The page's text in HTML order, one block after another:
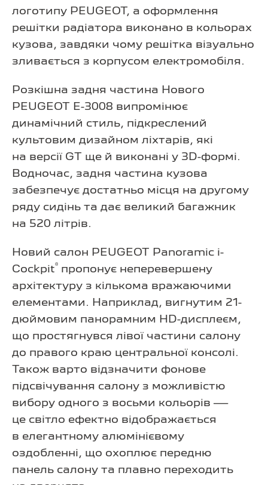
логотипу PEUGEOT, а оформлення
решітки радіатора виконано в кольорах
кузова, завдяки чому решітка візуально
зливається з корпусом електромобіля.
Розкішна задня частина Нового
PEUGEOT E-3008 випромінює
динамічний стиль, підкреслений
культовим дизайном ліхтарів, які
на версії GT ще й виконані у 3D-формі.
Водночас, задня частина кузова
забезпечує достатньо місця на другому
ряду сидінь та дає великий багажник
на 520 літрів.
Новий салон PEUGEOT Panoramic i-
Cockpit® пропонує неперевершену
архітектуру з кількома вражаючими
елементами. Наприклад, вигнутим 21-
дюймовим панорамним HD-дисплеєм,
що простягнувся лівої частини салону
до правого краю центральної консолі.
Також варто відзначити фонове
підсвічування салону з можливістю
вибору одного з восьми кольорів —
це світло ефектно відображається
в елегантному алюмінієвому
оздобленні, що охоплює передню
панель салону та плавно переходить